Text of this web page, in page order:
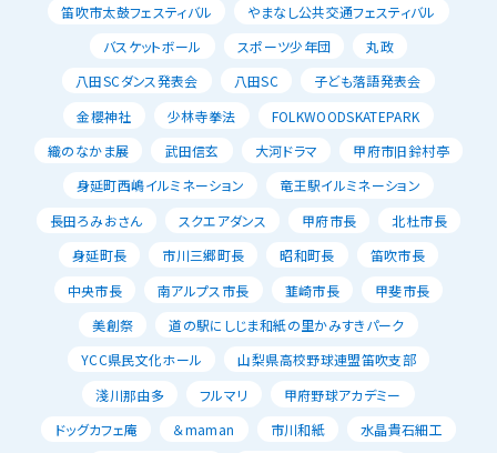
笛吹市太鼓フェスティバル
やまなし公共交通フェスティバル
バスケットボール
スポーツ少年団
丸政
八田SCダンス発表会
八田SC
子ども落語発表会
金櫻神社
少林寺拳法
FOLKWOODSKATEPARK
織のなかま展
武田信玄 大河ドラマ
甲府市旧鈴村亭
身延町西嶋イルミネーション
竜王駅イルミネーション
長田ろみおさん
スクエアダンス 甲府市長
北杜市長
身延町長
市川三郷町長 昭和町長
笛吹市長
中央市長
南アルプス市長 韮崎市長
甲斐市長
美創祭
道の駅にしじま和紙の里かみすきパーク
YCC県民文化ホール
山梨県高校野球連盟笛吹支部
淺川那由多
フルマリ
甲府野球アカデミー
ドッグカフェ庵
＆maman 市川和紙
水晶貴石細工